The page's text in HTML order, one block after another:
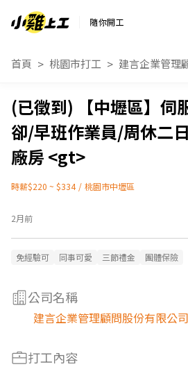
隨你開工
首頁 桃園市打工 建言企業管理
【中壢區】伺
卻/早班作業員/周休二
廠房 <gt>
時薪$220 ~ $334 / 桃園市中壢區
2月前
免經驗可 同事可愛 三節禮金 團體保險
公司名稱
建言企業管理顧問股份有限公司
打工內容